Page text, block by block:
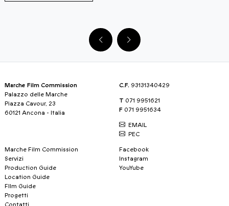
Marche Film Commission
Palazzo delle Marche
Piazza Cavour, 23
60121 Ancona - Italia
C.F. 93131340429
T 071 9951621
F 071 9951634
EMAIL
PEC
Marche Film Commission
Servizi
Production Guide
Location Guide
FIlm Guide
Progetti
Contatti
Facebook
Instagram
YouYube